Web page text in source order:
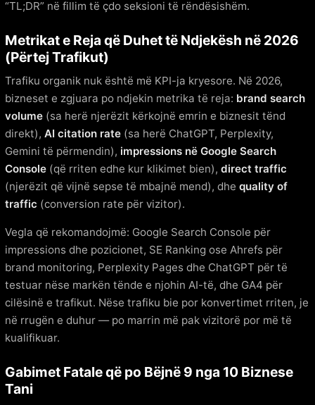
“TL;DR” në fillim të çdo seksioni të rëndësishëm.
Metrikat e Reja që Duhet të Ndjekësh në 2026
(Përtej Trafikut)
Trafiku organik nuk është më KPI-ja kryesore. Në 2026,
bizneset e zgjuara po ndjekin metrika të reja: brand search
volume (sa herë njerëzit kërkojnë emrin e biznesit tënd
direkt), AI citation rate (sa herë ChatGPT, Perplexity,
Gemini të përmendin), impressions në Google Search
Console (që rriten edhe kur klikimet bien), direct traffic
(njerëzit që vijnë sepse të mbajnë mend), dhe quality of
traffic (conversion rate për vizitor).
Vegla që rekomandojmë: Google Search Console për
impressions dhe pozicionet, SE Ranking ose Ahrefs për
brand monitoring, Perplexity Pages dhe ChatGPT për të
testuar nëse markën tënde e njohin AI-të, dhe GA4 për
cilësinë e trafikut. Nëse trafiku bie por konvertimet rriten, je
në rrugën e duhur — po marrin më pak vizitorë por më të
kualifikuar.
Gabimet Fatale që po Bëjnë 9 nga 10 Biznese
Tani